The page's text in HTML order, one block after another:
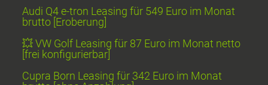
Audi Q4 e-tron Leasing für 549 Euro im Monat
brutto [Eroberung]
💥 VW Golf Leasing für 87 Euro im Monat netto
[frei konfigurierbar]
Cupra Born Leasing für 342 Euro im Monat